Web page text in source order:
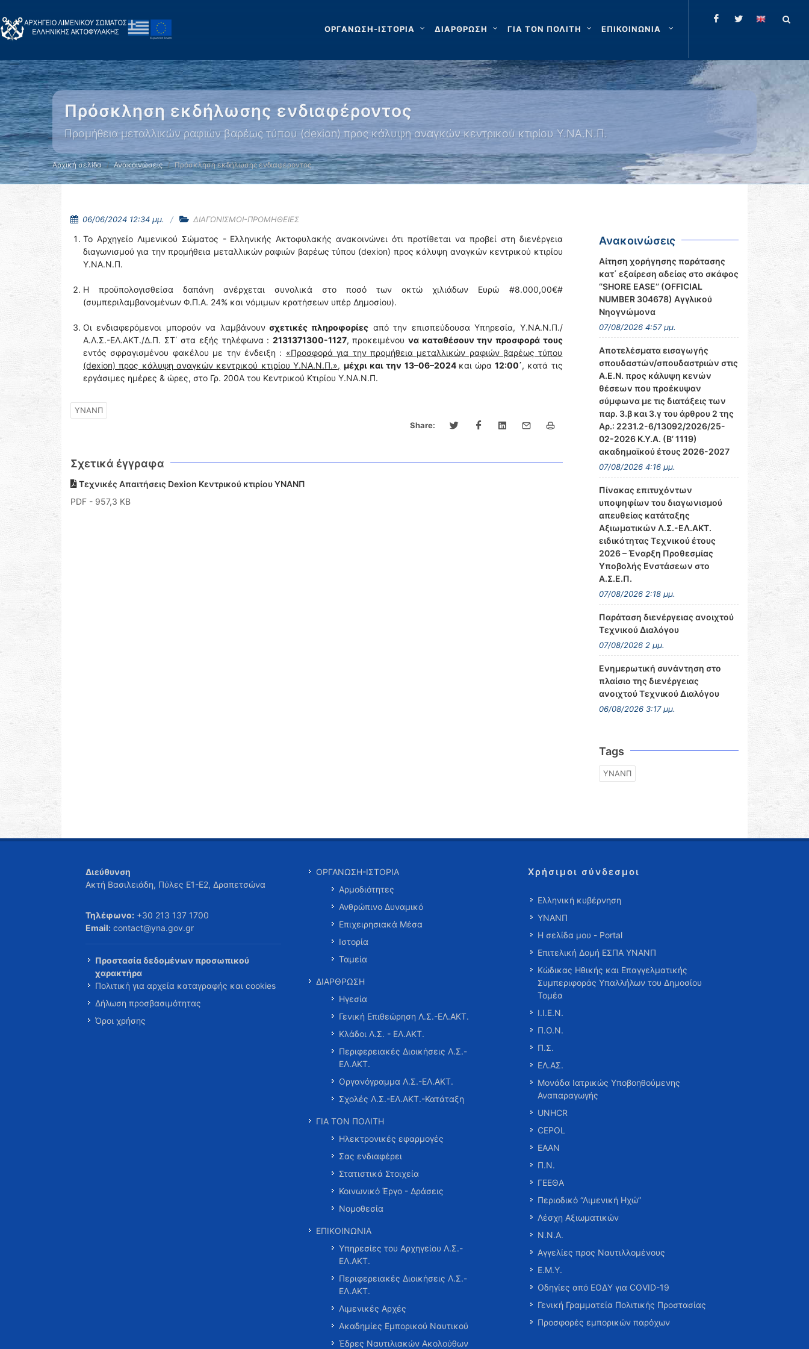
ΟΡΓΑΝΩΣΗ-ΙΣΤΟΡΙΑ ΔΙΑΡΘΡΩΣΗ ΓΙΑ ΤΟΝ ΠΟΛΙΤΗ ΕΠΙΚΟΙΝΩΝΙΑ
Πρόσκληση εκδήλωσης ενδιαφέροντος
Προμήθεια μεταλλικών ραφιών βαρέως τύπου (dexion) προς κάλυψη αναγκών κεντρικού κτιρίου Υ.ΝΑ.Ν.Π.
Αρχική σελίδα Ανακοινώσεις Πρόσκληση εκδήλωσης ενδιαφέροντος
06/06/2024 12:34 μμ. ΔΙΑΓΩΝΙΣΜΟΙ-ΠΡΟΜΗΘΕΙΕΣ
Το Αρχηγείο Λιμενικού Σώματος - Ελληνικής Ακτοφυλακής ανακοινώνει ότι προτίθεται να προβεί στη διενέργεια
διαγωνισμού για την προμήθεια μεταλλικών ραφιών βαρέως τύπου (dexion) προς κάλυψη αναγκών κεντρικού κτιρίου
Υ.ΝΑ.Ν.Π.
Η προϋπολογισθείσα δαπάνη ανέρχεται συνολικά στο ποσό των οκτώ χιλιάδων Ευρώ #8.000,00€#
(συμπεριλαμβανομένων Φ.Π.Α. 24% και νόμιμων κρατήσεων υπέρ Δημοσίου).
Οι ενδιαφερόμενοι μπορούν να λαμβάνουνσχετικές πληροφορίες από την επισπεύδουσα Υπηρεσία, Υ.ΝΑ.Ν.Π./
Α.Λ.Σ.-ΕΛ.ΑΚΤ./Δ.Π. ΣΤ΄ στα εξής τηλέφωνα : 2131371300-1127, προκειμένου να καταθέσουν την προσφορά τους
εντός σφραγισμένου φακέλου με την ένδειξη : «Προσφορά για την προμήθεια μεταλλικών ραφιών βαρέως τύπου
(dexion) προς κάλυψη αναγκών κεντρικού κτιρίου Υ.ΝΑ.Ν.Π.», μέχρι και την 13–06–2024 και ώρα 12:00΄, κατά τις
εργάσιμες ημέρες & ώρες, στο Γρ. 200Α του Κεντρικού Κτιρίου Υ.ΝΑ.Ν.Π.
ΥΝΑΝΠ
Share:
Σχετικά έγγραφα
Τεχνικές Απαιτήσεις Dexion Κεντρικού κτιρίου ΥΝΑΝΠ
PDF - 957,3 KB
Ανακοινώσεις
Αίτηση χορήγησης παράτασης
κατ΄ εξαίρεση αδείας στο σκάφος
‘’SHORE EASE’’ (OFFICIAL
NUMBER 304678) Αγγλικού
Νηογνώμονα
07/08/2026 4:57 μμ.
Αποτελέσματα εισαγωγής
σπουδαστών/σπουδαστριών στις
Α.Ε.Ν. προς κάλυψη κενών
θέσεων που προέκυψαν
σύμφωνα με τις διατάξεις των
παρ. 3.β και 3.γ του άρθρου 2 της
Αρ.: 2231.2-6/13092/2026/25-
02-2026 Κ.Υ.Α. (Β’ 1119)
ακαδημαϊκού έτους 2026-2027
07/08/2026 4:16 μμ.
Πίνακας επιτυχόντων
υποψηφίων του διαγωνισμού
απευθείας κατάταξης
Αξιωματικών Λ.Σ.-ΕΛ.ΑΚΤ.
ειδικότητας Τεχνικού έτους
2026 – Έναρξη Προθεσμίας
Υποβολής Ενστάσεων στο
Α.Σ.Ε.Π.
07/08/2026 2:18 μμ.
Παράταση διενέργειας ανοιχτού
Τεχνικού Διαλόγου
07/08/2026 2 μμ.
Ενημερωτική συνάντηση στο
πλαίσιο της διενέργειας
ανοιχτού Τεχνικού Διαλόγου
06/08/2026 3:17 μμ.
Tags
ΥΝΑΝΠ
Διεύθυνση
Ακτή Βασιλειάδη, Πύλες Ε1-Ε2, Δραπετσώνα
Τηλέφωνο: +30 213 137 1700
Email: contact@yna.gov.gr
Προστασία δεδομένων προσωπικού
χαρακτήρα
Πολιτική για αρχεία καταγραφής και cookies
Δήλωση προσβασιμότητας
Όροι χρήσης
ΟΡΓΑΝΩΣΗ-ΙΣΤΟΡΙΑ
Αρμοδιότητες
Ανθρώπινο Δυναμικό
Επιχειρησιακά Μέσα
Ιστορία
Ταμεία
ΔΙΑΡΘΡΩΣΗ
Ηγεσία
Γενική Επιθεώρηση Λ.Σ.-ΕΛ.ΑΚΤ.
Κλάδοι Λ.Σ. - ΕΛ.ΑΚΤ.
Περιφερειακές Διοικήσεις Λ.Σ.-
ΕΛ.ΑΚΤ.
Οργανόγραμμα Λ.Σ.-ΕΛ.ΑΚΤ.
Σχολές Λ.Σ.-ΕΛ.ΑΚΤ.-Κατάταξη
ΓΙΑ ΤΟΝ ΠΟΛΙΤΗ
Ηλεκτρονικές εφαρμογές
Σας ενδιαφέρει
Στατιστικά Στοιχεία
Κοινωνικό Έργο - Δράσεις
Νομοθεσία
ΕΠΙΚΟΙΝΩΝΙΑ
Υπηρεσίες του Αρχηγείου Λ.Σ.-
ΕΛ.ΑΚΤ.
Περιφερειακές Διοικήσεις Λ.Σ.-
ΕΛ.ΑΚΤ.
Λιμενικές Αρχές
Ακαδημίες Εμπορικού Ναυτικού
Έδρες Ναυτιλιακών Ακολούθων
Χρήσιμοι σύνδεσμοι
Ελληνική κυβέρνηση
ΥΝΑΝΠ
Η σελίδα μου - Portal
Επιτελική Δομή ΕΣΠΑ ΥΝΑΝΠ
Κώδικας Ηθικής και Επαγγελματικής
Συμπεριφοράς Υπαλλήλων του Δημοσίου
Τομέα
Ι.Ι.Ε.Ν.
Π.Ο.Ν.
Π.Σ.
ΕΛ.ΑΣ.
Μονάδα Ιατρικώς Υποβοηθούμενης
Αναπαραγωγής
UNHCR
CEPOL
ΕΑΑΝ
Π.Ν.
ΓΕΕΘΑ
Περιοδικό “Λιμενική Ηχώ”
Λέσχη Αξιωματικών
Ν.Ν.Α.
Αγγελίες προς Ναυτιλλομένους
Ε.Μ.Υ.
Οδηγίες από ΕΟΔΥ για COVID-19
Γενική Γραμματεία Πολιτικής Προστασίας
Προσφορές εμπορικών παρόχων